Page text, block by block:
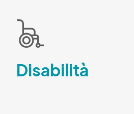
Disabilità